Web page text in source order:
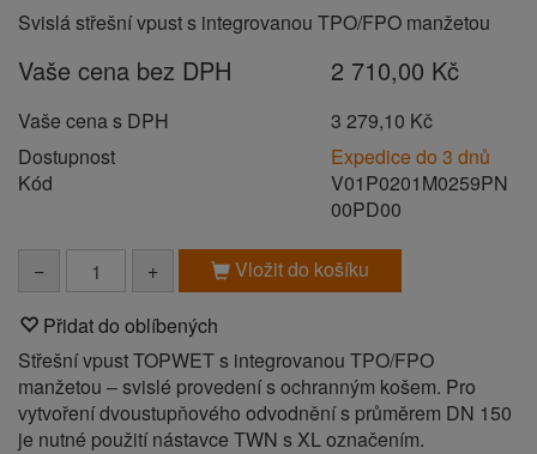
Svislá střešní vpust s integrovanou TPO/FPO manžetou
Vaše cena bez DPH 2 710,00 Kč
Vaše cena s DPH
3 279,10 Kč
Dostupnost
Expedice do 3 dnů
Kód
V01P0201M0259PN
00PD00
− + Vložit do košíku
Přidat do oblíbených
Střešní vpust TOPWET s integrovanou TPO/FPO
manžetou – svislé provedení s ochranným košem. Pro
vytvoření dvoustupňového odvodnění s průměrem DN 150
je nutné použití nástavce TWN s XL označením.